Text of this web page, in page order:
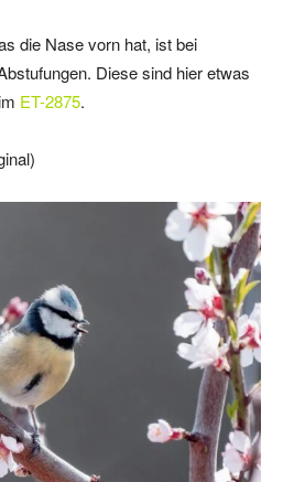
die Nase vorn hat, ist bei
Diese sind hier etwas
ET-2875.